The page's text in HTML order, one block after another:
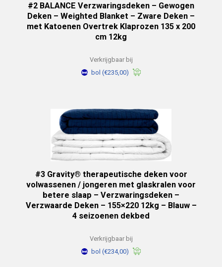
#2 BALANCE Verzwaringsdeken – Gewogen
Deken – Weighted Blanket – Zware Deken –
met Katoenen Overtrek Klaprozen 135 x 200
cm 12kg
Verkrijgbaar bij
bol (€235,00)
#3 Gravity® therapeutische deken voor
volwassenen / jongeren met glaskralen voor
betere slaap – Verzwaringsdeken –
Verzwaarde Deken – 155×220 12kg – Blauw –
4 seizoenen dekbed
Verkrijgbaar bij
bol (€234,00)